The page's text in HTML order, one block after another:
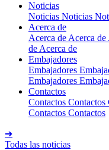
Noticias
Noticias Noticias
Acerca de
Acerca de Acerca de
de Acerca de
Embajadores
Embajadores
Embajadores
Contactos
Contactos Contactos
Contactos Contactos
➔
Todas las noticias